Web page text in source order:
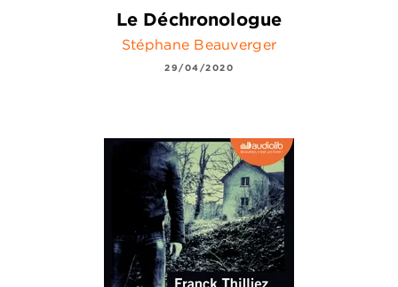
Le Déchronologue
Stéphane Beauverger
29/04/2020